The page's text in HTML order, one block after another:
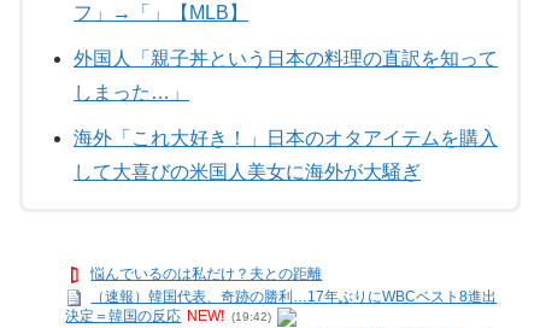
フ」→「」【MLB】
外国人「親子丼という日本の料理の直訳を知って
しまった…」
海外「これ大好き！」日本のオタアイテムを購入
して大喜びの米国人美女に海外が大騒ぎ
悩んでいるのは私だけ？夫との距離
（速報）韓国代表、奇跡の勝利…17年ぶりにWBCベスト8進出
決定＝韓国の反応 NEW! (19:42)